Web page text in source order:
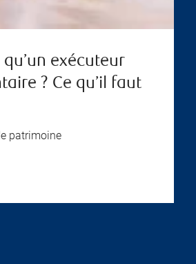
qu’un exécuteur
? Ce qu’il faut
patrimoine